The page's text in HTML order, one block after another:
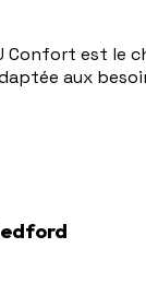
Confort est le
aux